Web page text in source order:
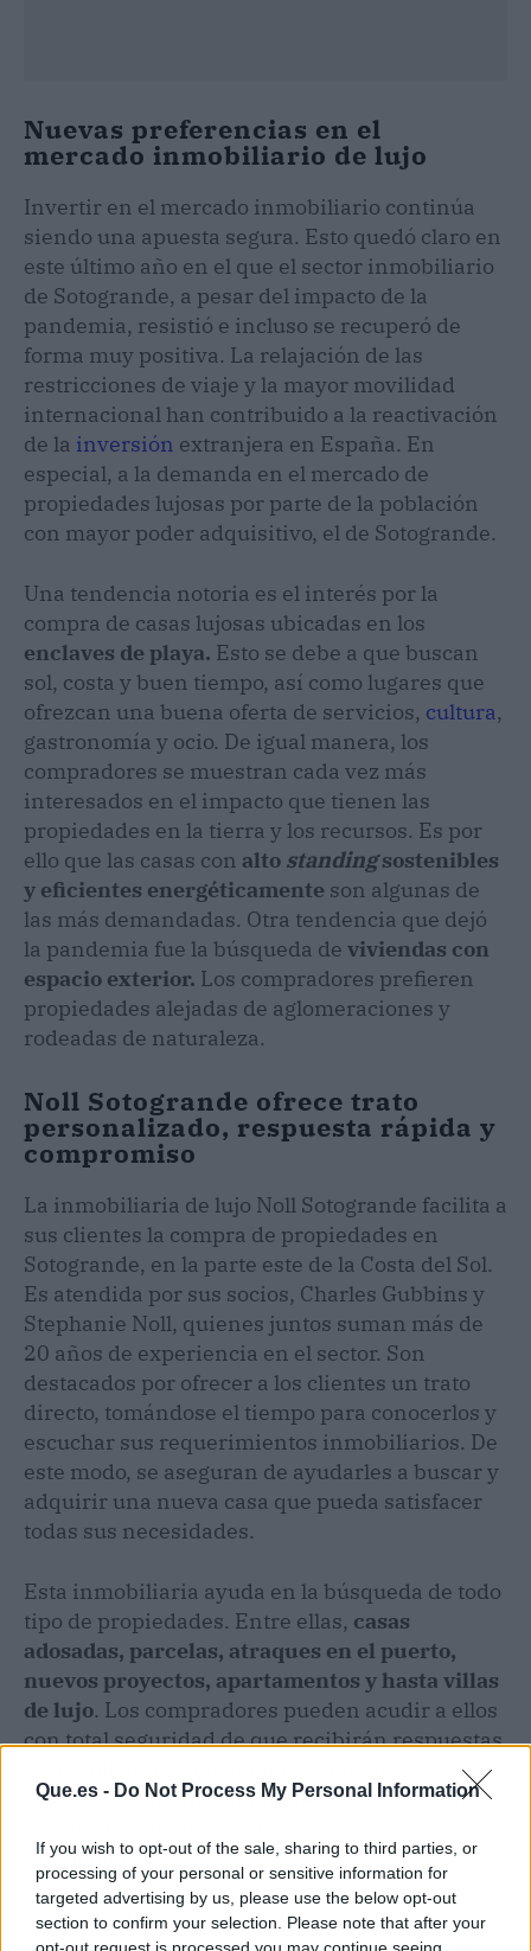
Que.es - Do Not Process My Personal Information
If you wish to opt-out of the sale, sharing to third parties, or
processing of your personal or sensitive information for
targeted advertising by us, please use the below opt-out
section to confirm your selection. Please note that after your
Nuevas preferencias en el
mercado inmobiliario de lujo
Invertir en el mercado inmobiliario continúa
siendo una apuesta segura. Esto quedó claro en
este último año en el que el sector inmobiliario
de Sotogrande, a pesar del impacto de la
pandemia, resistió e incluso se recuperó de
forma muy positiva. La relajación de las
restricciones de viaje y la mayor movilidad
internacional han contribuido a la reactivación
de la inversión extranjera en España. En
especial, a la demanda en el mercado de
propiedades lujosas por parte de la población
con mayor poder adquisitivo, el de Sotogrande.
Una tendencia notoria es el interés por la
compra de casas lujosas ubicadas en los
enclaves de playa. Esto se debe a que buscan
sol, costa y buen tiempo, así como lugares que
ofrezcan una buena oferta de servicios, cultura,
gastronomía y ocio. De igual manera, los
compradores se muestran cada vez más
interesados en el impacto que tienen las
propiedades en la tierra y los recursos. Es por
ello que las casas con alto standingsostenibles
y eficientes energéticamente son algunas de
las más demandadas. Otra tendencia que dejó
la pandemia fue la búsqueda de viviendas con
espacio exterior. Los compradores prefieren
propiedades alejadas de aglomeraciones y
rodeadas de naturaleza.
Noll Sotogrande ofrece trato
personalizado, respuesta rápida y
compromiso
La inmobiliaria de lujo Noll Sotogrande facilita a
sus clientes la compra de propiedades en
Sotogrande, en la parte este de la Costa del Sol.
Es atendida por sus socios, Charles Gubbins y
Stephanie Noll, quienes juntos suman más de
20 años de experiencia en el sector. Son
destacados por ofrecer a los clientes un trato
directo, tomándose el tiempo para conocerlos y
escuchar sus requerimientos inmobiliarios. De
este modo, se aseguran de ayudarles a buscar y
adquirir una nueva casa que pueda satisfacer
todas sus necesidades.
Esta inmobiliaria ayuda en la búsqueda de todo
tipo de propiedades. Entre ellas, casas
adosadas, parcelas, atraques en el puerto,
nuevos proyectos, apartamentos y hasta villas
de lujo. Los compradores pueden acudir a ellos
con total seguridad de que recibirán respuestas
También cuentan con una red denetworking
propiedades.
Es importante mencionar el alto nivel de